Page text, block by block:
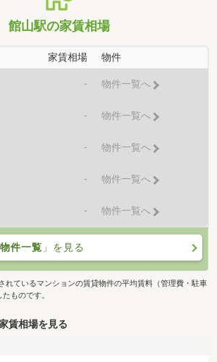
館山駅の家賃相場
家賃相場 物件
- 物件一覧へ
- 物件一覧へ
- 物件一覧へ
- 物件一覧へ
- 物件一覧へ
件一覧 」を見る
れているマンションの賃貸物件の平均賃料（管理費・駐車
ものです。
賃相場を見る